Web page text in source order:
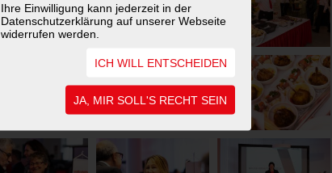
Ihre Einwilligung kann jederzeit in der
Datenschutzerklärung auf unserer Webseite
widerrufen werden.
ICH WILL ENTSCHEIDEN
JA, MIR SOLL'S RECHT SEIN